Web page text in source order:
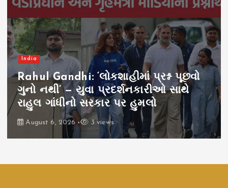
India
Rahul Gandhi: ‘લોકશાહીમાં પ્રશ્ન પૂછવો
ગુનો નથી’ — યુવા પ્રદર્શનકારીઓ સાથે
રાહુલ ગાંધીનો સરકાર પર હુમલો
August 6, 2026 3 views